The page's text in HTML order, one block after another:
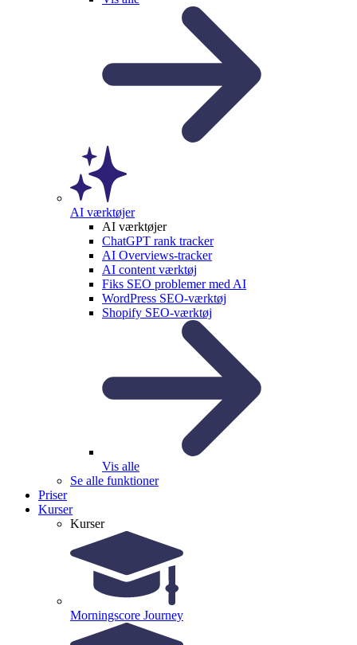
AI værktøjer
AI værktøjer
ChatGPT rank tracker
AI Overviews-tracker
AI content værktøj
Fiks SEO problemer med AI
WordPress SEO-værktøj
Shopify SEO-værktøj
Vis alle
Se alle funktioner
Priser
Kurser
Kurser
Morningscore Journey